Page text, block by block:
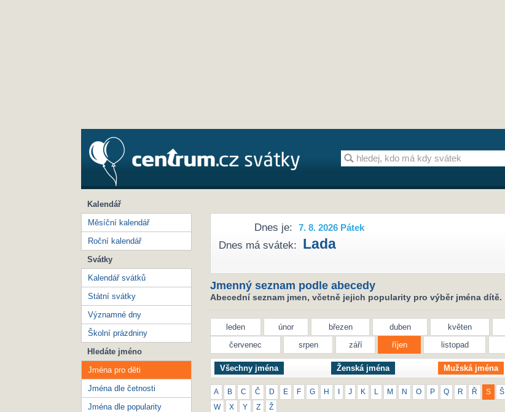
Dnes je: 7. 8. 2026 Pátek
Dnes má svátek: Lada
Jmenný seznam podle abecedy
Abecední seznam jmen, včetně jejich popularity pro výběr jména dítě.
leden únor březen duben květen
červenec
srpen září říjen listopad
Všechny jména Ženská jména Mužská jména
A B C Č D E F G H J K M N O P Q R Ř S Š
W X Y Z Ž
Kalendář
Měsíční kalendář
Roční kalendář
Svátky
Kalendář svátků
Státní svátky
Významné dny
Školní prázdniny
Hledáte jméno
Jména pro děti
Jména dle četnosti
Jména dle popularity